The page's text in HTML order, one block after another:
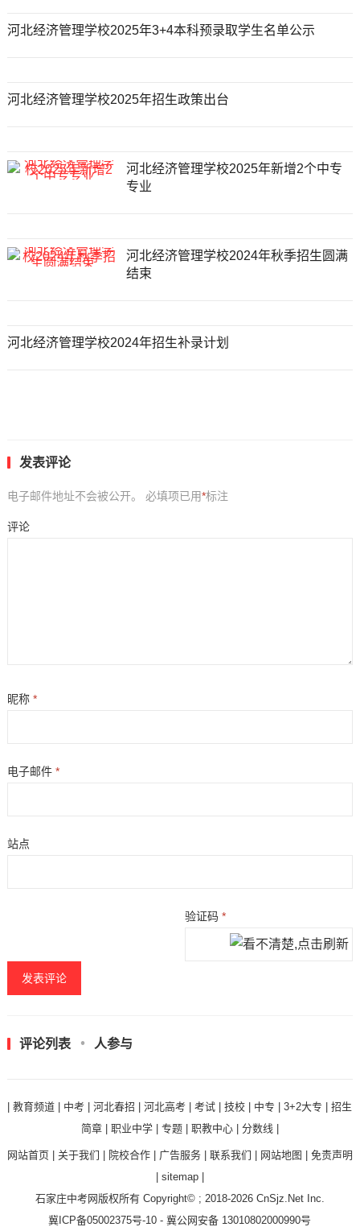
河北经济管理学校2025年3+4本科预录取学生名单公示
河北经济管理学校2025年招生政策出台
河北经济管理学校2025年新增2个中专
专业
河北经济管理学校2024年秋季招生圆满
结束
河北经济管理学校2024年招生补录计划
发表评论
电子邮件地址不会被公开。 必填项已用*标注
评论
昵称 *
电子邮件 *
站点
验证码*
评论列表 人参与
|教育频道 中考 |河北春招 |河北高考 |考试 |技校 中专 |3+2大专 |招生
简章| 职业中学| 专题| 职教中心| 分数线|
网站首页| 关于我们 院校合作| 广告服务| 联系我们 网站地图
免责声明
sitemap|
石家庄中考网版权所有 Copyright© ; 2018-2026 CnSjz.NetInc.
冀ICP备05002375号-10 -冀公网安备 13010802000990号